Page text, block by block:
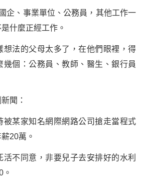
、事業單位、公務員，其他工作一
什麼正經工作。
法的父母太多了，在他們眼裡，得
幾個：公務員、教師、醫生、銀行員
聞：
某家知名網際網路公司搶走當程式
20萬。
不同意，非要兒子去安排好的水利